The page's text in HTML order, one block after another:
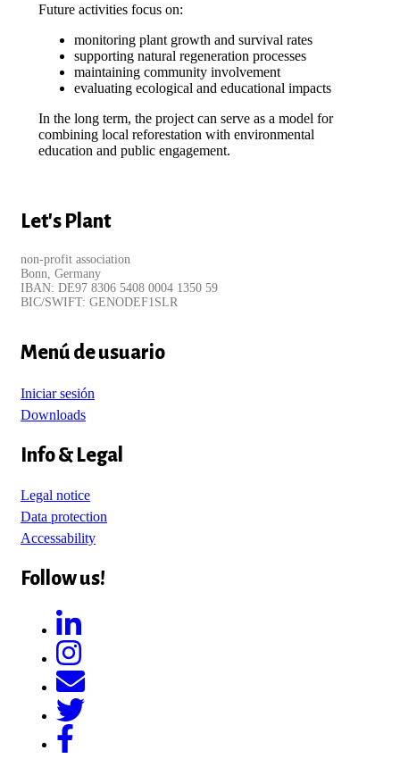
Future activities focus on:
monitoring plant growth and survival rates
supporting natural regeneration processes
maintaining community involvement
evaluating ecological and educational impacts
In the long term, the project can serve as a model for
combining local reforestation with environmental
education and public engagement.
Let's Plant
non-profit association
Bonn, Germany
IBAN: DE97 8306 5408 0004 1350 59
BIC/SWIFT: GENODEF1SLR
Menú de usuario
Iniciar sesión
Downloads
Info & Legal
Legal notice
Data protection
Accessability
Follow us!